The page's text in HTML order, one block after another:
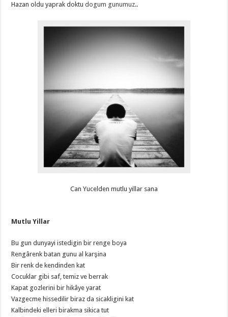
Hazan oldu yaprak doktu dogum gunumuz..
Can Yucelden mutlu yillar sana
Mutlu Yillar
Bu gun dunyayi istedigin bir renge boya
Rengârenk batan gunu al karşina
Bir renk de kendinden kat
Cocuklar gibi saf, temiz ve berrak
Kapat gozlerini bir hikâye yarat
Vazgecme hissedilir biraz da sicakligini kat
Kalbindeki elleri birakma sikica tut